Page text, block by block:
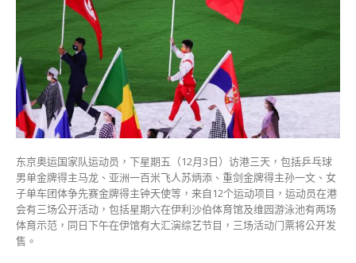
港
3
场
活
公
开
售
票〉
中
东京奥运国家队运动员，下星期五（12月3日）访港三天，包括乒乓球
男单金牌得主马龙、亚洲一百米飞人苏炳添、重剑金牌得主孙一文、女
子单车团体争先赛金牌得主钟天使等，来自12个运动项目，运动员在港
会有三场公开活动，包括星期六在伊利沙伯体育馆及维园游泳池有两场
体育示范，同日下午在伊馆有大汇演综艺节目，三场活动门票将公开发
售。